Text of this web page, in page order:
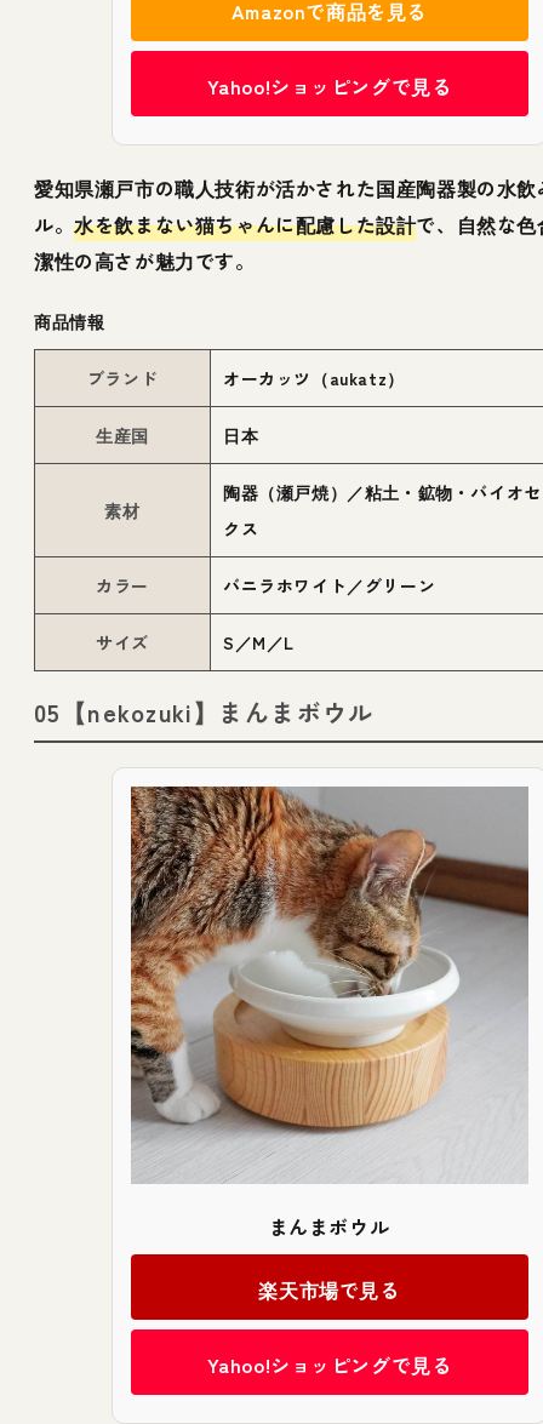
Amazonで商品を見る
Yahoo!ショッピングで見る
愛知県瀬戸市の職人技術が活かされた国産陶器製の水
ル。水を飲まない猫ちゃんに配慮した設計で、自然な
潔性の高さが魅力です。
商品情報
ブランド オーカッツ（aukatz）
生産国 日本
素材
陶器（瀬戸焼）／粘土・鉱物・バイオ
クス
カラー バニラホワイト／グリーン
サイズ S／M／L
05【nekozuki】まんまボウル
まんまボウル
楽天市場で見る
Yahoo!ショッピングで見る